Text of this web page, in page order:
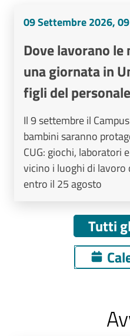
09 Settembre 2026,
Dove lavorano le
una giornata in
figli del personale
Il 9 settembre il
bambini saranno
CUG: giochi, laboratori
vicino i luoghi di lavoro
entro il 25 agosto
Tutti